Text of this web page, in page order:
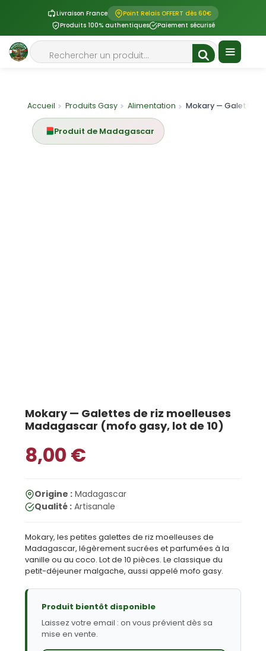
Livraison France
Point Relais OFFERT dès 60€
Produits 100% authentiques
Paiement sécurisé
Aller
au
contenu
Menu
Accueil Produits Gasy Alimentation Mokary — Galettes de riz
Produit de Madagascar
Mokary — Galettes de riz moelleuses
Madagascar (mofo gasy, lot de 10)
8,00 €
Origine : Madagascar
Qualité : Artisanale
Mokary, les petites galettes de riz moelleuses de
Madagascar, légèrement sucrées et parfumées à la
vanille ou au coco. Lot de 10 pièces. Le classique du
petit-déjeuner malgache, aussi appelé mofo gasy.
Produit bientôt disponible
Laissez votre email : on vous prévient dès sa
mise en vente.